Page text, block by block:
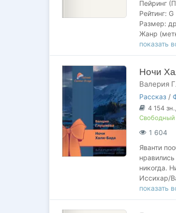
Пейринг
Рейтинг: G
Размер:
Жанр
Саммари:
показать
Ночи
Валерия
Рассказ /
4 154 зн.
Свободный
1 604
Яванти
никогда.
Иссихар/
Джен
Драббл
показать